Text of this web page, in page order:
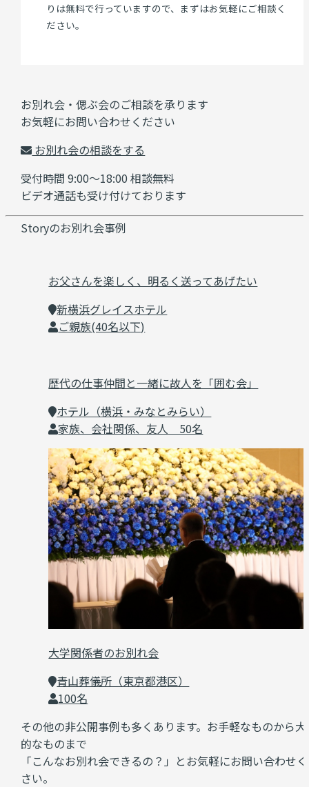
りは無料で行っていますので、まずはお気軽にご相談く
ださい。
お別れ会・偲ぶ会のご相談を承ります
お気軽にお問い合わせください
お別れ会の相談をする
受付時間 9:00～18:00 相談無料
ビデオ通話も受け付けております
Storyのお別れ会事例
お父さんを楽しく、明るく送ってあげたい
新横浜グレイスホテル
ご親族(40名以下)
歴代の仕事仲間と一緒に故人を「囲む会」
ホテル（横浜・みなとみらい）
家族、会社関係、友人 50名
大学関係者のお別れ会
青山葬儀所（東京都港区）
100名
その他の非公開事例も多くあります。お手軽なものから
的なものまで
「こんなお別れ会できるの？」とお気軽にお問い合わせ
さい。